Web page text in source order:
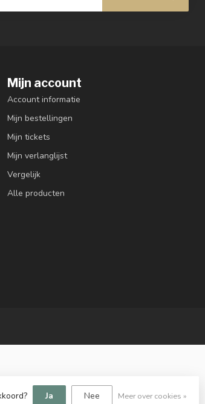
Mijn account
Account informatie
Mijn bestellingen
Mijn tickets
Mijn verlanglijst
Vergelijk
Alle producten
Ja Nee Meer over cookies »